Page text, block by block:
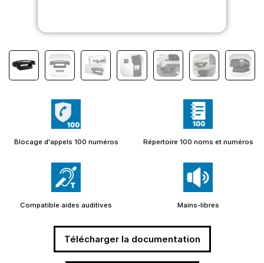
Blocage d'appels 100 numéros Répertoire 100 noms et numéros
Compatible aides auditives Mains-libres
Télécharger la documentation